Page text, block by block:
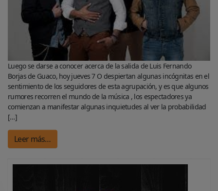
Luego se darse a conocer acerca de la salida de Luis Fernando
Borjas de Guaco, hoy jueves 7 O despiertan algunas incógnitas en el
sentimiento de los seguidores de esta agrupación, y es que algunos
rumores recorren el mundo de la música , los espectadores ya
comienzan a manifestar algunas inquietudes al ver la probabilidad
[…]
Leer más…